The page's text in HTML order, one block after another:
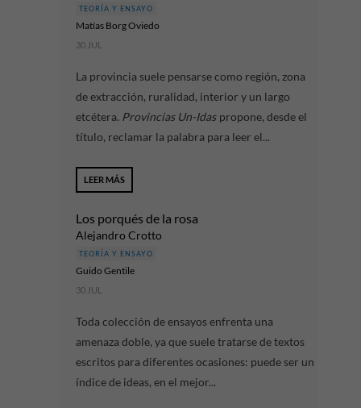
TEORÍA Y ENSAYO
Matías Borg Oviedo
30 JUL
La provincia suele pensarse como región, zona
de extracción, ruralidad, interior y un largo
etcétera. Provincias Un-Idas propone, desde el
título, reclamar la palabra para leer el...
LEER MÁS
Los porqués de la rosa
Alejandro Crotto
TEORÍA Y ENSAYO
Guido Gentile
30 JUL
Toda colección de ensayos enfrenta una
amenaza doble, ya que suele tratarse de textos
escritos para diferentes ocasiones: puede ser un
índice de ideas, en el mejor...